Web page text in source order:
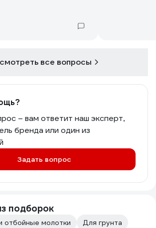
все вопросы
– вам ответит наш эксперт,
бренда или один из
Задать вопрос
подборок
отбойные молотки
Для грунта